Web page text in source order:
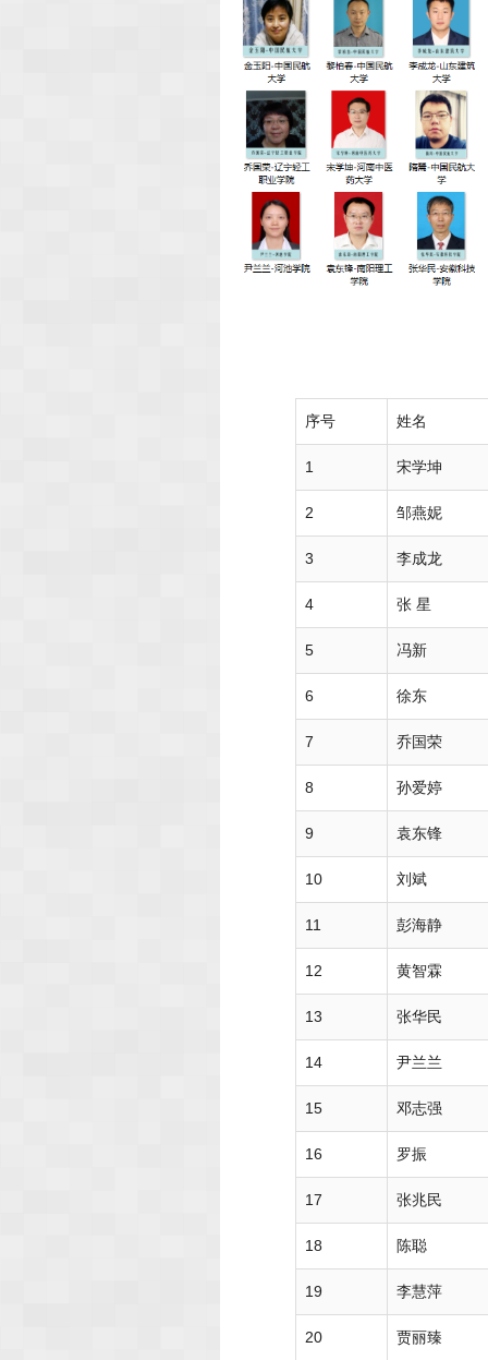
序号 姓名
1 宋学坤
2 邹燕妮
3 李成龙
4 张 星
5 冯新
6 徐东
7 乔国荣
8 孙爱婷
9 袁东锋
10 刘斌
11 彭海静
12 黄智霖
13 张华民
14 尹兰兰
15 邓志强
16 罗振
17 张兆民
18 陈聪
19 李慧萍
20 贾丽臻